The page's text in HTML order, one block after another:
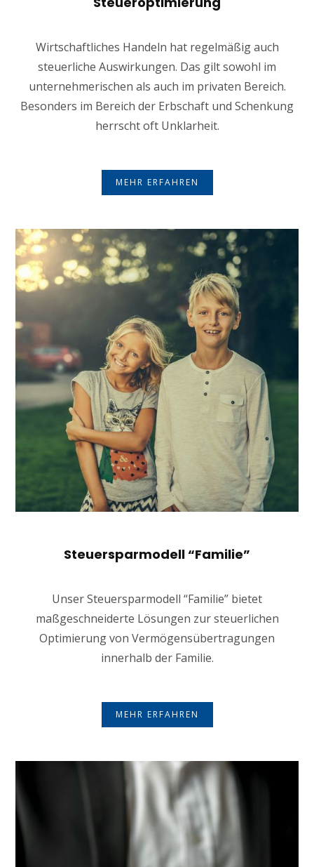
Wirtschaftliches Handeln hat regelmäßig auch
steuerliche Auswirkungen. Das gilt sowohl im
unternehmerischen als auch im privaten Bereich.
Besonders im Bereich der Erbschaft und Schenkung
herrscht oft Unklarheit.
MEHR ERFAHREN
Steuersparmodell “Familie”
Unser Steuersparmodell “Familie” bietet
maßgeschneiderte Lösungen zur steuerlichen
Optimierung von Vermögensübertragungen
innerhalb der Familie.
MEHR ERFAHREN